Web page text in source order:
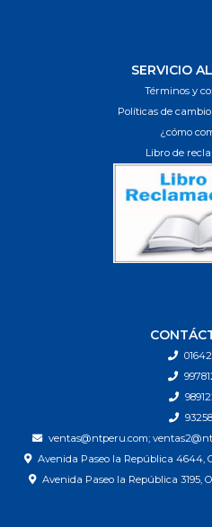
SERVICIO
Términos y
Políticas de
¿cómo
Libro de
ventas@ntperu.com;
Avenida Paseo la República 4644,
Avenida Paseo la República 3195,